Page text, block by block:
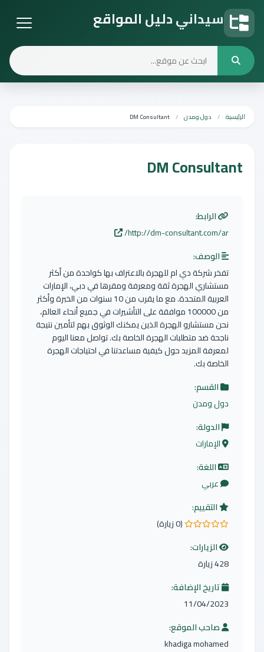
سيداني دليل المواقع
الرئيسية دول ومدن DM Consultant
DM Consultant
الرابط:
http://dm-consultant.com/ar/
الوصف:
تفخر شركة دي ام للهجرة بالاعتراف بها كواحدة من أكثر
مستشاري الهجرة ثقة ومعرفة ومقرها في دبي، الإمارات
العربية المتحدة. مع ما يقرب من 10 سنوات من الخبرة وأكثر
من 100000 موافقة على التأشيرات في جميع أنحاء العالم،
نحن مستشارو الهجرة الذين يمكنك الوثوق بهم لتأمين نتيجة
ناجحة ضد متطلبات الهجرة الخاصة بك. تواصل معنا اليوم
لمعرفة المزيد حول كيفية مساعدتنا في احتياجات الهجرة
الخاصة بك.
القسم:
دول ومدن
الدولة:
الإمارات
اللغة:
عربي
التقييم:
0.0 من 5 نجوم
(0 زيارة)
الزيارات:
428 زيارة
تاريخ الإضافة:
11/04/2023
صاحب الموقع:
khadiga mohamed